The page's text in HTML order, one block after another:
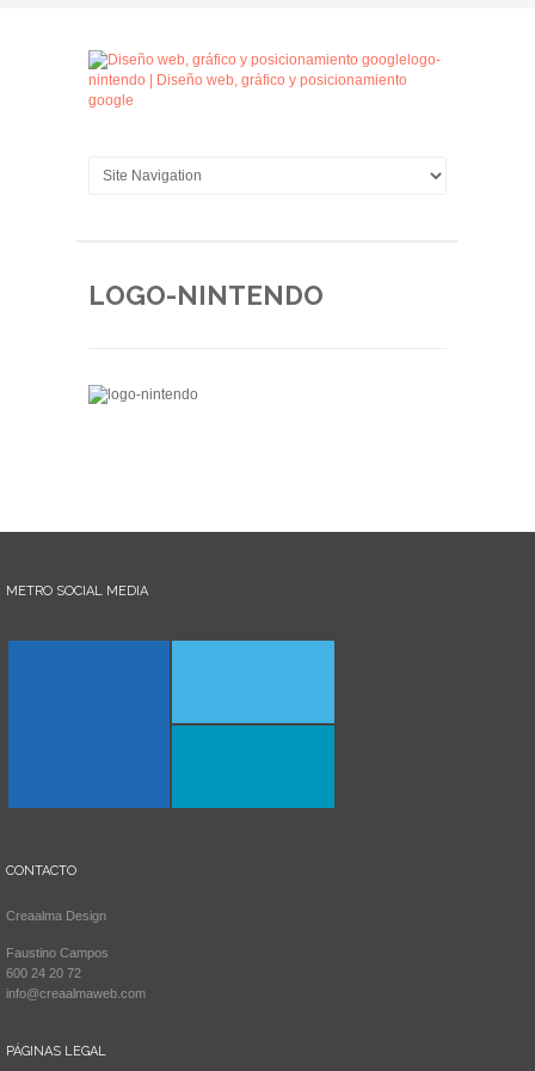
LOGO-NINTENDO
METRO SOCIAL MEDIA
CONTACTO
Creaalma Design
Faustino Campos
600 24 20 72
info@creaalmaweb.com
PÁGINAS LEGAL